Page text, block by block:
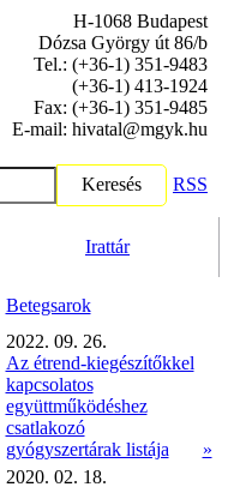
H-1068 Budapest
Dózsa György út 86/b
Tel.: (+36-1) 351-9483
(+36-1) 413-1924
Fax: (+36-1) 351-9485
E-mail: hivatal@mgyk.hu
Keresés RSS
Irattár
Betegsarok
2022. 09. 26.
Az étrend-kiegészítőkkel
kapcsolatos
együttműködéshez
csatlakozó
gyógyszertárak listája
»
2020. 02. 18.